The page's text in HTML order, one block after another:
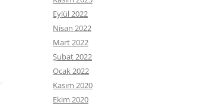
Eylül 2022
Nisan 2022
Mart 2022
Şubat 2022
Ocak 2022
Kasım 2020
Ekim 2020